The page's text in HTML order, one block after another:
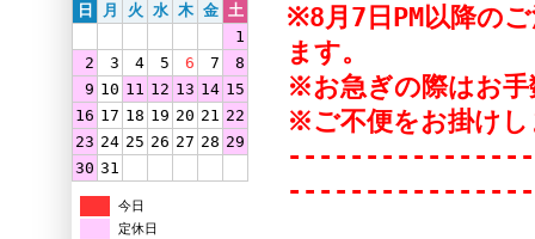
日
月 火 水 木 金 土
1
2
3 4 5 6 7
8
9 10 11 12 13 14 15
16 17 18 19 20 21 22
23 24 25 26 27 28 29
30 31
今日
定休日
※8月7日PM以降の
ます。
※お急ぎの際はお
※ご不便をお掛けし